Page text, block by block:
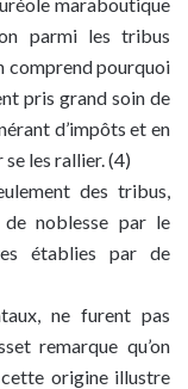
parmi les tribus
comprend pourquoi
pris grand soin de
d’impôts et en
les rallier. (4)
des tribus,
noblesse par le
établies par de
ne furent pas
remarque qu’on
origine illustre